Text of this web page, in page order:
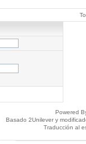
Powered
Basado 2Unilever y
Traducción al